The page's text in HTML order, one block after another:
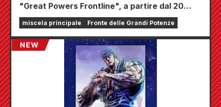
"Great Powers Frontline", a partire dal 20
agosto si terrà una fiera a tempo limitato
presso i negozi Animate di tutta la nazione,
dove potrete aggiudicarvi una mini card
disegnata appositamente (4 tipi in totale)!
miscela principale Fronte delle Grandi Potenze